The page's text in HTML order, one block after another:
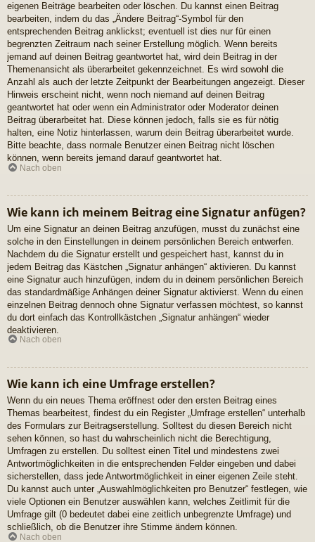
eigenen Beiträge bearbeiten oder löschen. Du kannst einen Beitrag
bearbeiten, indem du das „Ändere Beitrag“-Symbol für den
entsprechenden Beitrag anklickst; eventuell ist dies nur für einen
begrenzten Zeitraum nach seiner Erstellung möglich. Wenn bereits
jemand auf deinen Beitrag geantwortet hat, wird dein Beitrag in der
Themenansicht als überarbeitet gekennzeichnet. Es wird sowohl die
Anzahl als auch der letzte Zeitpunkt der Bearbeitungen angezeigt. Dieser
Hinweis erscheint nicht, wenn noch niemand auf deinen Beitrag
geantwortet hat oder wenn ein Administrator oder Moderator deinen
Beitrag überarbeitet hat. Diese können jedoch, falls sie es für nötig
halten, eine Notiz hinterlassen, warum dein Beitrag überarbeitet wurde.
Bitte beachte, dass normale Benutzer einen Beitrag nicht löschen
können, wenn bereits jemand darauf geantwortet hat.
Nach oben
Wie kann ich meinem Beitrag eine Signatur anfügen?
Um eine Signatur an deinen Beitrag anzufügen, musst du zunächst eine
solche in den Einstellungen in deinem persönlichen Bereich entwerfen.
Nachdem du die Signatur erstellt und gespeichert hast, kannst du in
jedem Beitrag das Kästchen „Signatur anhängen“ aktivieren. Du kannst
eine Signatur auch hinzufügen, indem du in deinem persönlichen Bereich
das standardmäßige Anhängen deiner Signatur aktivierst. Wenn du einen
einzelnen Beitrag dennoch ohne Signatur verfassen möchtest, so kannst
du dort einfach das Kontrollkästchen „Signatur anhängen“ wieder
deaktivieren.
Nach oben
Wie kann ich eine Umfrage erstellen?
Wenn du ein neues Thema eröffnest oder den ersten Beitrag eines
Themas bearbeitest, findest du ein Register „Umfrage erstellen“ unterhalb
des Formulars zur Beitragserstellung. Solltest du diesen Bereich nicht
sehen können, so hast du wahrscheinlich nicht die Berechtigung,
Umfragen zu erstellen. Du solltest einen Titel und mindestens zwei
Antwortmöglichkeiten in die entsprechenden Felder eingeben und dabei
sicherstellen, dass jede Antwortmöglichkeit in einer eigenen Zeile steht.
Du kannst auch unter „Auswahlmöglichkeiten pro Benutzer“ festlegen, wie
viele Optionen ein Benutzer auswählen kann, welches Zeitlimit für die
Umfrage gilt (0 bedeutet dabei eine zeitlich unbegrenzte Umfrage) und
schließlich, ob die Benutzer ihre Stimme ändern können.
Nach oben